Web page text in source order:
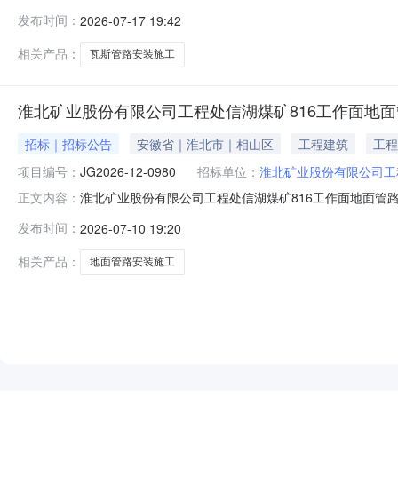
审，现将评标（审）结果公示如下：一、评标（审）结
2、招标编号：
发布时间： 2026-07-17 19:42
相关产品：
瓦斯管路安装施工
淮北矿业股份有限公司工程处信湖煤矿816工作面地
招标｜招标公告 安徽省｜淮北市｜相山区 工程建筑
工程
项目编号： JG2026-12-0980 招标单位： 淮北矿业股份有限公司
正文内容： 淮北矿业股份有限公司工程处信湖煤矿816工作面地面管
施工项目2.2招标项目编号：JG2026-12-09802.3标段划
发布时间： 2026-07-10 19:20
相关产品：
地面管路安装施工